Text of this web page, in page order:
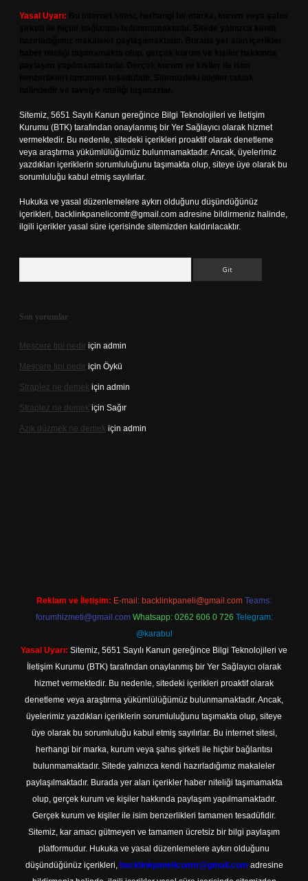
Yasal Uyarı:
Sitemiz, 5651 Sayılı Kanun gereğince Bilgi Teknolojileri ve İletişim
Kurumu (BTK) tarafından onaylanmış bir Yer Sağlayıcı olarak hizmet
vermektedir. Bu nedenle, sitedeki içerikleri proaktif olarak denetleme
veya araştırma yükümlülüğümüz bulunmamaktadır. Ancak, üyelerimiz
yazdıkları içeriklerin sorumluluğunu taşımakta olup, siteye üye olarak bu
sorumluluğu kabul etmiş sayılırlar.
Hukuka ve yasal düzenlemelere aykırı olduğunu düşündüğünüz
içerikleri, backlinkpanelicomtr@gmail.com adresine bildirmeniz halinde,
ilgili içerikler yasal süre içerisinde sitemizden kaldırılacaktır.
Son yorumlar
Meşcere tipi nedir için admin
Meşcere tipi nedir için Öykü
Straplez ne demek için admin
Straplez ne demek için Sağır
Azık düzmek ne demek için admin
Reklam ve İletişim: E-mail: backlinkpaneli@gmail.com Teams:
forumhizmeti@gmail.com Whatsapp: 0262 606 0 726 Telegram:
@karabul
Yasal Uyarı: Sitemiz, 5651 Sayılı Kanun gereğince Bilgi Teknolojileri ve
İletişim Kurumu (BTK) tarafından onaylanmış bir Yer Sağlayıcı olarak
hizmet vermektedir. Bu nedenle, sitedeki içerikleri proaktif olarak
denetleme veya araştırma yükümlülüğümüz bulunmamaktadır. Ancak,
üyelerimiz yazdıkları içeriklerin sorumluluğunu taşımakta olup, siteye
üye olarak bu sorumluluğu kabul etmiş sayılırlar. Bu internet sitesi,
herhangi bir marka, kurum veya şahıs şirketi ile hiçbir bağlantısı
bulunmamaktadır. Sitede yalnızca kendi hazırladığımız makaleler
paylaşılmaktadır. Burada yer alan içerikler haber niteliği taşımamakta
olup, gerçek kurum ve kişiler hakkında paylaşım yapılmamaktadır.
Gerçek kurum ve kişiler ile isim benzerlikleri tamamen tesadüfidir.
Sitemiz, kar amacı gütmeyen ve tamamen ücretsiz bir bilgi paylaşım
platformudur. Hukuka ve yasal düzenlemelere aykırı olduğunu
düşündüğünüz içerikleri, backlinkpanelicomtr@gmail.com adresine